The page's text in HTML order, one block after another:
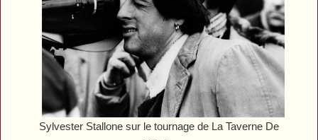
Sylvester Stallone sur le tournage de La Taverne De